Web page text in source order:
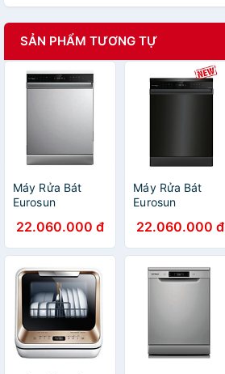
SẢN PHẨM TƯƠNG TỰ
Máy Rửa Bát
Eurosun
Hàng Chính Hãng
22.060.000 đ
Máy Rửa Bát
Eurosun
Hàng Chính Hãng
22.060.000 đ